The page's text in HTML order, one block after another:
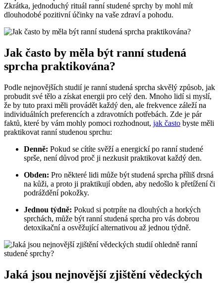
Zkrátka, jednoduchý rituál ranní studené sprchy by mohl mít
dlouhodobé pozitivní účinky na vaše zdraví a pohodu.
Jak často by měla být ranní studená
sprcha praktikována?
Podle nejnovějších studií je ranní studená sprcha skvělý způsob, jak
probudit své tělo a získat energii pro celý den. Mnoho lidí si myslí,
že by tuto praxi měli provádět každý den, ale frekvence záleží na
individuálních preferencích a zdravotních potřebách. Zde je pár
faktů, které by vám mohly pomoci rozhodnout, jak často byste měli
praktikovat ranní studenou sprchu:
Denně: Pokud se cítíte svěží a energickí po ranní studené
sprše, není důvod proč ji nezkusit praktikovat každý den.
Obden: Pro některé lidi může být studená sprcha příliš drsná
na kůži, a proto ji praktikují obden, aby nedošlo k přetížení či
podráždění pokožky.
Jednou týdně: Pokud si potrpíte na dlouhých a horkých
sprchách, může být ranní studená sprcha pro vás dobrou
detoxikační a osvěžující alternativou až jednou týdně.
Jaká jsou nejnovější zjištění vědeckých